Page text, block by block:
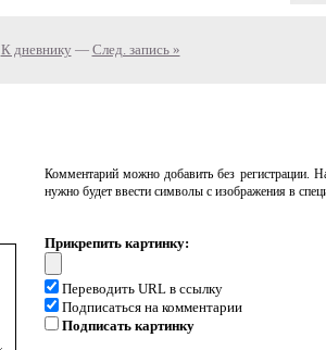
К дневнику — След. запись »
Комментарий можно добавить без регистрации.
нужно будет ввести символы с изображения в
Прикрепить картинку:
Переводить URL в ссылку
Подписаться на комментарии
Подписать картинку